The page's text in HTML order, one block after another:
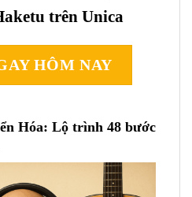
trên Unica
HÔM NAY
Hóa: Lộ trình 48 bước